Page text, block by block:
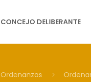
CONCEJO DELIBERANTE
Ordenanzas